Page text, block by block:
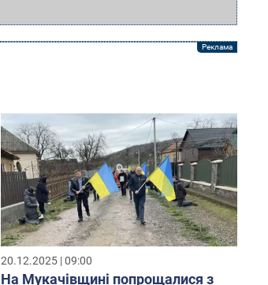
20.12.2025 | 09:00
На Мукачівщині попрощалися з